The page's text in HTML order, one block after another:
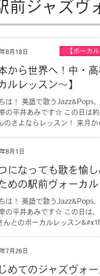
前ジャズヴ
8月18日 【ボーカ
本から世界へ！中・
ルレッスン〜】
は！ 英語で歌うJazz&Pops
の平井あみです☆ この日は
のさよならレッスン！ 来月
8月1日
つになっても歌を愉
めの駅前ヴォーカル
は！ 英語で歌うJazz&Pops
の平井あみです☆ この日は
んとのボーカルレッスン
7月26日
めてのジャズヴォ